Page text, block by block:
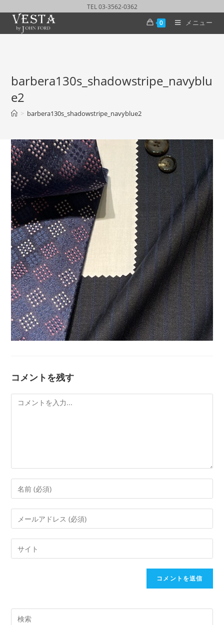
TEL 03-3562-0362
0
メニュー
barbera130s_shadowstripe_navyblu
e2
> barbera130s_shadowstripe_navyblue2
コメントを残す